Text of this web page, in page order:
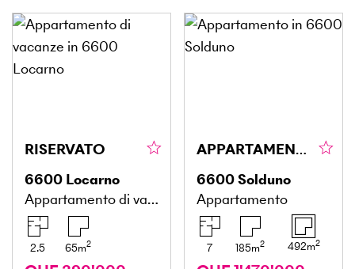
RISERVATO
6600 Locarno
Appartamento di vacanze
2.5 65m2
APPARTAMENTO LUMINOSO CON DEPENDANCE E VISTA
6600Solduno
Appartamento
7 185m2 492m2